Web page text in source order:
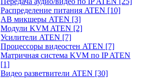
Распределение питания ATEN [10]
АВ микшеры ATEN [3]
Модули KVM ATEN [2]
Усилители ATEN [7]
Процессоры видеостен ATEN [7]
Матричная система KVM по IP ATEN
[1]
Видео разветвители ATEN [30]